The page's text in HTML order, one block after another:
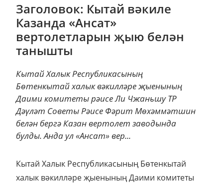
Заголовок: Кытай вәкиле
Казанда «Ансат»
вертолетларын җыю белән
танышты
Кытай Халык Республикасының
Бөтенкытай халык вәкилләре җыенының
Даими комитеты рәисе Ли Чжаньшу ТР
Дәүләт Советы Рәисе Фәрит Мөхәммәтшин
белән бергә Казан вертолет заводында
булды. Анда ул «Ансат» вер...
Кытай Халык Республикасының Бөтенкытай
халык вәкилләре җыенының Даими комитеты